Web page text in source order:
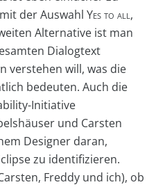
der Auswahl Yes to all,
Alternative ist man
Dialogtext
verstehen will, was die
bedeuten. Auch die
Initiative
und Carsten
Designer daran,
zu identifizieren.
Freddy und ich), ob